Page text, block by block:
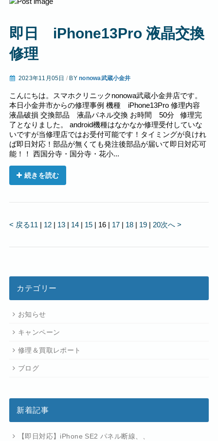
即日 iPhone13Pro 液晶交換
修理
2023年11月05日 / BYnonowa武蔵小金井
こんにちは。スマホクリニックnonowa武蔵小金井店です。
本日小金井市からの修理事例 機種 iPhone13Pro 修理内容
液晶破損 交換部品 液晶パネル交換 お時間 50分 修理完
了となりました。 android機種はなかなか修理受付していな
いですが当修理店ではお受付可能です！タイミングが良けれ
ば即日対応！部品が無くても発注後部品が届いて即日対応可
能！！ 西国分寺・国分寺・花小...
続きを読む
< 戻る11 | 12 | 13 | 14 | 15 | 16 | 17 | 18 | 19 | 20次へ >
カテゴリー
お知らせ
キャンペーン
修理＆買取レポート
ブログ
新着記事
【即日対応】iPhone SE2 パネル断線、、